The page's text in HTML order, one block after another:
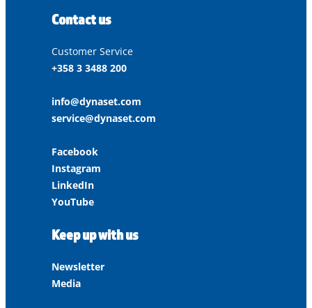
Contact us
Customer Service
+358 3 3488 200
info@dynaset.com
service@dynaset.com
Facebook
Instagram
LinkedIn
YouTube
Keep up with us
Newsletter
Media